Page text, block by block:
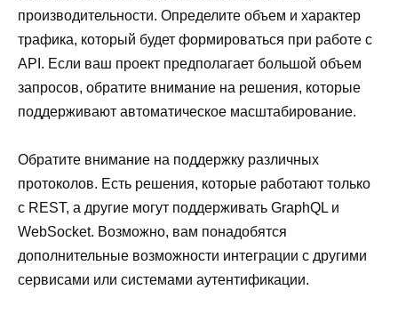
производительности. Определите объем и характер
трафика, который будет формироваться при работе с
API. Если ваш проект предполагает большой объем
запросов, обратите внимание на решения, которые
поддерживают автоматическое масштабирование.
Обратите внимание на поддержку различных
протоколов. Есть решения, которые работают только
с REST, а другие могут поддерживать GraphQL и
WebSocket. Возможно, вам понадобятся
дополнительные возможности интеграции с другими
сервисами или системами аутентификации.